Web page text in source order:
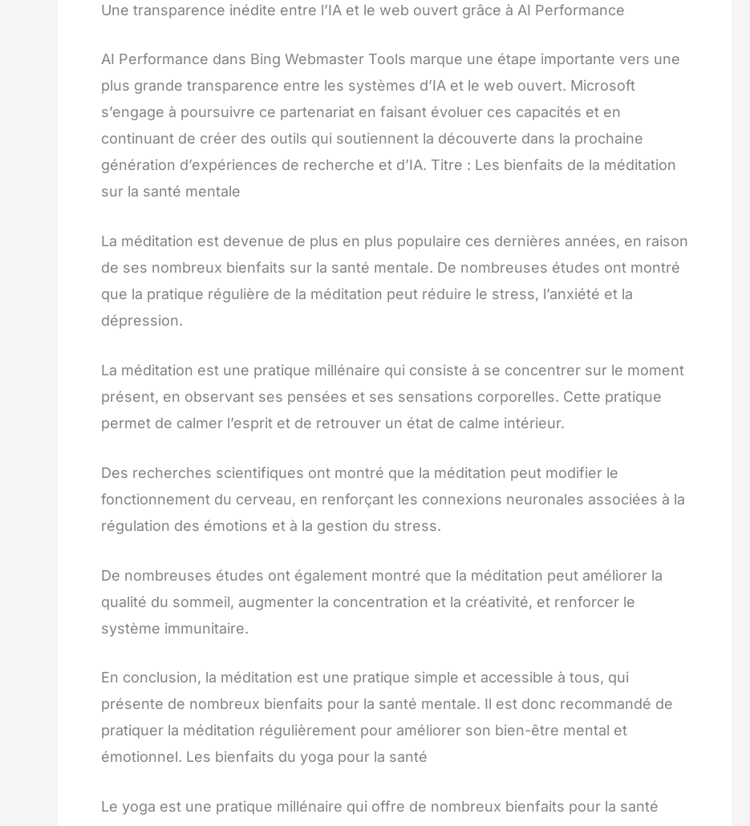
Une transparence inédite entre l’IA et le web ouvert grâce à AI Performance
AI Performance dans Bing Webmaster Tools marque une étape importante vers une
plus grande transparence entre les systèmes d’IA et le web ouvert. Microsoft
s’engage à poursuivre ce partenariat en faisant évoluer ces capacités et en
continuant de créer des outils qui soutiennent la découverte dans la prochaine
génération d’expériences de recherche et d’IA. Titre : Les bienfaits de la méditation
sur la santé mentale
La méditation est devenue de plus en plus populaire ces dernières années, en raison
de ses nombreux bienfaits sur la santé mentale. De nombreuses études ont montré
que la pratique régulière de la méditation peut réduire le stress, l’anxiété et la
dépression.
La méditation est une pratique millénaire qui consiste à se concentrer sur le moment
présent, en observant ses pensées et ses sensations corporelles. Cette pratique
permet de calmer l’esprit et de retrouver un état de calme intérieur.
Des recherches scientifiques ont montré que la méditation peut modifier le
fonctionnement du cerveau, en renforçant les connexions neuronales associées à la
régulation des émotions et à la gestion du stress.
De nombreuses études ont également montré que la méditation peut améliorer la
qualité du sommeil, augmenter la concentration et la créativité, et renforcer le
système immunitaire.
En conclusion, la méditation est une pratique simple et accessible à tous, qui
présente de nombreux bienfaits pour la santé mentale. Il est donc recommandé de
pratiquer la méditation régulièrement pour améliorer son bien-être mental et
émotionnel. Les bienfaits du yoga pour la santé
Le yoga est une pratique millénaire qui offre de nombreux bienfaits pour la santé